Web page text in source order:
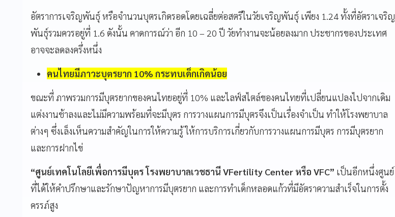
อัตราการเจริญพันธุ์ หรือจำนวนบุตรเกิดรอดโดยเฉลี่ยต่อสตรีในวัยเจริญพันธุ์ เพียง 1.24 ทั้งที่อัตราเจริญ
พันธุ์รวมควรอยู่ที่ 1.6 ดังนั้น คาดการณ์ว่า อีก 10 – 20 ปี วัยทำงานจะน้อยลงมาก ประชากรของประเทศ
อาจจะลดลงครึ่งหนึ่ง
คนไทยมีภาวะบุตรยาก 10% กระทบเด็กเกิดน้อย
ขณะที่ ภาพรวมการมีบุตรยากของคนไทยอยู่ที่ 10% และไลฟ์สไตล์ของคนไทยที่เปลี่ยนแปลงไปจากเดิม
แต่งงานช้าลงและไม่มีความพร้อมที่จะมีบุตร การวางแผนการมีบุตรจึงเป็นเรื่องจำเป็น ทำให้โรงพยาบาล
ต่างๆ ซึ่งเล็งเห็นความสำคัญในการให้ความรู้ ให้การบริการเกี่ยวกับการวางแผนการมีบุตร การมีบุตรยาก
และการฝากไข่
“ศูนย์เทคโนโลยีเพื่อการมีบุตร โรงพยาบาลเวชธานี VFertility Center หรือ VFC” เป็นอีกหนึ่งศูนย์
ที่ได้ให้คำปรึกษาและรักษาปัญหาการมีบุตรยาก และการทำเด็กหลอดแก้วที่มีอัตราความสำเร็จในการตั้ง
ครรภ์สูง